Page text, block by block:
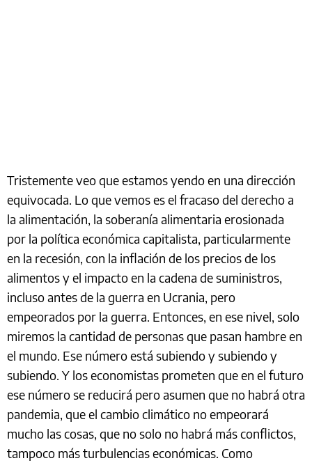
Tristemente veo que estamos yendo en una dirección
equivocada. Lo que vemos es el fracaso del derecho a
la alimentación, la soberanía alimentaria erosionada
por la política económica capitalista, particularmente
en la recesión, con la inflación de los precios de los
alimentos y el impacto en la cadena de suministros,
incluso antes de la guerra en Ucrania, pero
empeorados por la guerra. Entonces, en ese nivel, solo
miremos la cantidad de personas que pasan hambre en
el mundo. Ese número está subiendo y subiendo y
subiendo. Y los economistas prometen que en el futuro
ese número se reducirá pero asumen que no habrá otra
pandemia, que el cambio climático no empeorará
mucho las cosas, que no solo no habrá más conflictos,
tampoco más turbulencias económicas. Como